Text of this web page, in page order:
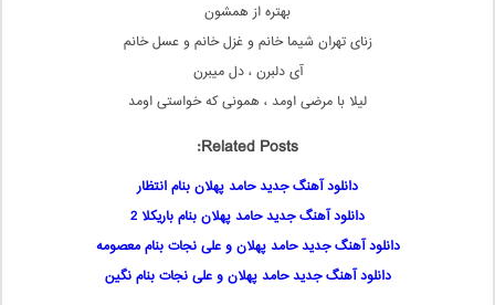
بهتره از همشون
زنای تهران شیما خانم و غزل خانم و عسل خانم
آی دلبرن ، دل میبرن
لیلا با مرضی اومد ، همونی که خواستی اومد
Related Posts:
دانلود آهنگ جدید حامد پهلان بنام انتظار
دانلود آهنگ جدید حامد پهلان بنام باریکلا 2
دانلود آهنگ جدید حامد پهلان و علی نجات بنام معصومه
دانلود آهنگ جدید حامد پهلان و علی نجات بنام نگین